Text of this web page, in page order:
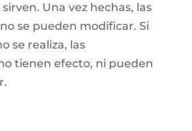
Una vez hechas, las
se pueden modificar. Si
se realiza, las
tienen efecto, ni pueden